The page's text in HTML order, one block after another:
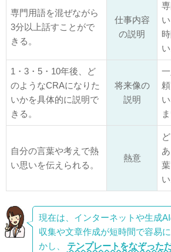
専門用語を混ぜながら
3分以上話すことがで
きる。
仕事内容
の説明
い
1・3・5・10年後、ど
のようなCRAになりた
いかを具体的に説明で
きる。
将来像の
説明
自分の言葉や考えで熱
い思いを伝えられる。
熱意
い
現在は、インターネットや生成
収集や文章作成が短時間で容易
かし、
テンプレートをなぞった